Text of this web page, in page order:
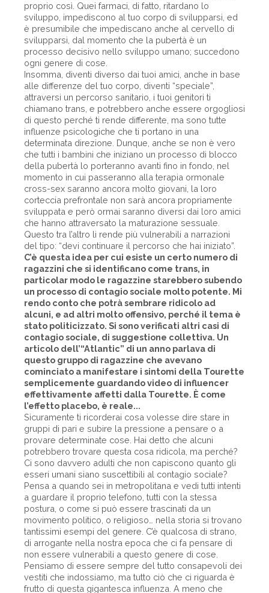
proprio così. Quei farmaci, di fatto, ritardano lo
sviluppo, impediscono al tuo corpo di svilupparsi, ed
è presumibile che impediscano anche al cervello di
svilupparsi, dal momento che la pubertà è un
processo decisivo nello sviluppo umano; succedono
ogni genere di cose.
Insomma, diventi diverso dai tuoi amici, anche in base
alle differenze del tuo corpo, diventi “speciale”,
attraversi un percorso sanitario, i tuoi genitori ti
chiamano trans, e potrebbero anche essere orgogliosi
di questo perché ti rende differente, ma sono tutte
influenze psicologiche che ti portano in una
determinata direzione. Dunque, anche se non è vero
che tutti i bambini che iniziano un processo di blocco
della pubertà lo porteranno avanti fino in fondo, nel
momento in cui passeranno alla terapia ormonale
cross-sex saranno ancora molto giovani, la loro
corteccia prefrontale non sarà ancora propriamente
sviluppata e però ormai saranno diversi dai loro amici
che hanno attraversato la maturazione sessuale.
Questo tra l’altro li rende più vulnerabili a narrazioni
del tipo: “devi continuare il percorso che hai iniziato”.
C’è questa idea per cui esiste un certo numero di
ragazzini che si identificano come trans, in
particolar modo le ragazzine starebbero subendo
un processo di contagio sociale molto potente. Mi
rendo conto che potrà sembrare ridicolo ad
alcuni, e ad altri molto offensivo, perché il tema è
stato politicizzato. Si sono verificati altri casi di
contagio sociale, di suggestione collettiva. Un
articolo dell’“Atlantic” di un anno parlava di
questo gruppo di ragazzine che avevano
cominciato a manifestare i sintomi della Tourette
semplicemente guardando video di influencer
effettivamente affetti dalla Tourette. È come
l’effetto placebo, è reale...
Sicuramente ti ricorderai cosa volesse dire stare in
gruppi di pari e subire la pressione a pensare o a
provare determinate cose. Hai detto che alcuni
potrebbero trovare questa cosa ridicola, ma perché?
Ci sono davvero adulti che non capiscono quanto gli
esseri umani siano suscettibili al contagio sociale?
Pensa a quando sei in metropolitana e vedi tutti intenti
a guardare il proprio telefono, tutti con la stessa
postura, o come si può essere trascinati da un
movimento politico, o religioso… nella storia si trovano
tantissimi esempi del genere. C’è qualcosa di strano,
di arrogante nella nostra epoca che ci fa pensare di
non essere vulnerabili a questo genere di cose.
Pensiamo di essere sempre del tutto consapevoli dei
vestiti che indossiamo, ma tutto ciò che ci riguarda è
frutto di questa gigantesca influenza. A meno che